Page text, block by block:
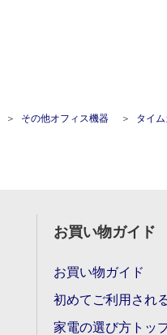
その他オフィス機器 タイ
お買い物ガイド
お買い物ガイド
初めてご利用され
家電の選び方トッ